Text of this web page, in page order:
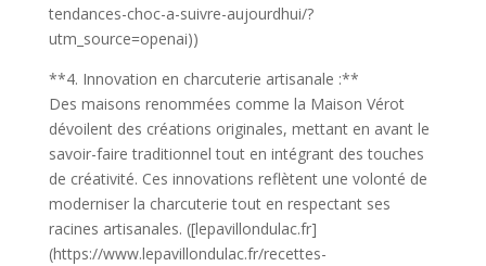
tendances-choc-a-suivre-aujourdhui/?
utm_source=openai))
**4. Innovation en charcuterie artisanale :**
Des maisons renommées comme la Maison Vérot
dévoilent des créations originales, mettant en avant le
savoir-faire traditionnel tout en intégrant des touches
de créativité. Ces innovations reflètent une volonté de
moderniser la charcuterie tout en respectant ses
racines artisanales. ([lepavillondulac.fr]
(https://www.lepavillondulac.fr/recettes-